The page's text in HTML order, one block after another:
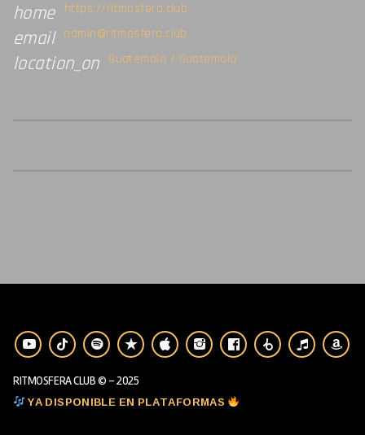
home https://ritmosfera.club
email admin@ritmosfera.club
location_on Guatemala / Guatemala
RITMOSFERA CLUB © - 2025
YA DISPONIBLE EN PLATAFORMAS